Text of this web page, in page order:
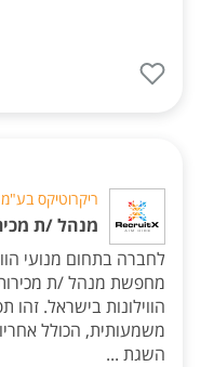
ריקרוטיקס בע"מ
מנהל /ת
לחברה בתחום מנועי
מחפשת מנהל /ת
הווילונות בישראל.
משמעותית, הכולל
השגת ...